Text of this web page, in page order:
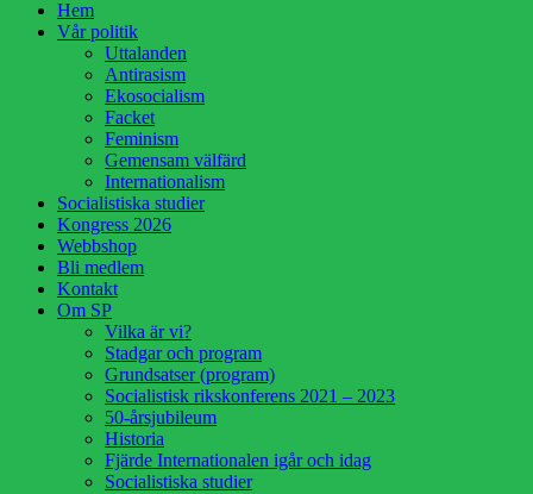
HoppaHem
Vår politik
Uttalanden
Antirasism
Ekosocialism
Facket
Feminism
Gemensam välfärd
Internationalism
Socialistiska studier
Kongress 2026
Webbshop
Bli medlem
Kontakt
Om SP
Vilka är vi?
Stadgar och program
Grundsatser (program)
Socialistisk rikskonferens 2021 – 2023
50-årsjubileum
Historia
Fjärde Internationalen igår och idag
Socialistiska studier